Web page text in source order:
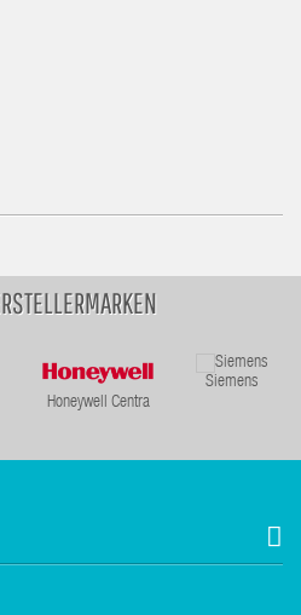
Honeywell Centra
Siemens